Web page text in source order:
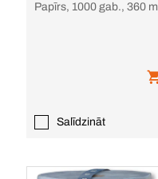
Papīrs, 1000 gab., 360 m
Salīdzināt